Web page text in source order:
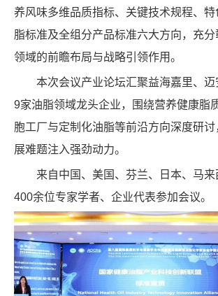
养风味多维品质指标、关键技术规程、
脂标准及全组分产品标准六大方向，充
领域的前瞻布局与战略引领作用。
本次会议产业论坛汇聚益海嘉里、
9家油脂领域龙头企业，围绕营养健康脂
胞工厂与定制化油脂等前沿方向深度研
展难题注入强劲动力。
来自中国、美国、芬兰、日本、马
400余位专家学者、企业代表参加会议。